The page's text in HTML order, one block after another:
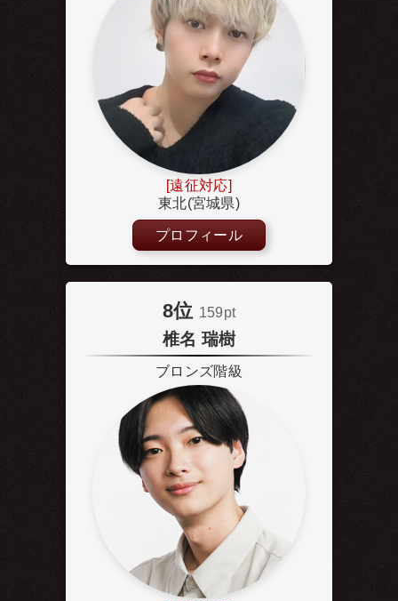
[遠征対応]
東北(宮城県)
プロフィール
8位 159pt
椎名 瑞樹
ブロンズ階級